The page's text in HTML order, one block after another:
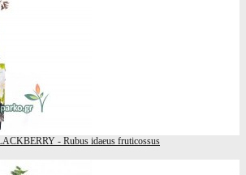
- Rubus idaeus fruticossus